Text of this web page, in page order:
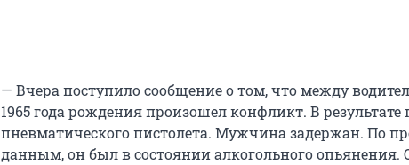
— Вчера поступило сообщение о том, что между
1965 года рождения произошел конфликт. В
пневматического пистолета. Мужчина задержан. По
данным, он был в состоянии алкогольного опьянения.